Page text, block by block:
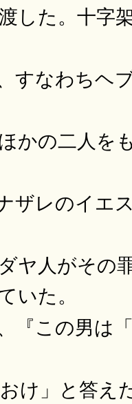
した。十字
すなわちヘ
かの二人を
ザレのイエ
ヤ人がその
た。
『この男は
け」と答えた